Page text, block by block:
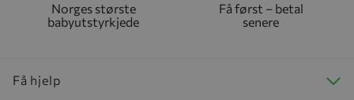
Norges største
babyutstyrkjede
Få først – betal
senere
Få hjelp